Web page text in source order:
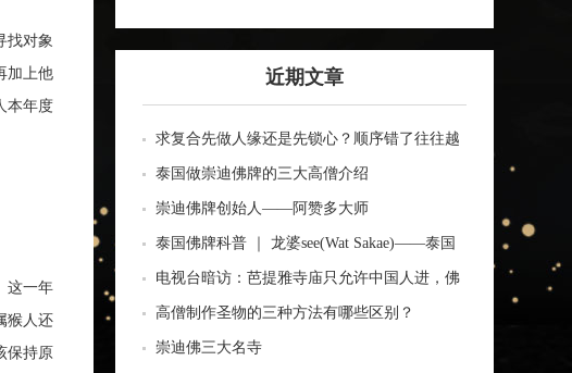
找对象
加上他
本年度
这一年
猴人还
保持原
近期文章
求复合先做人缘还是先锁心？顺序错了往往越
做越乱
泰国做崇迪佛牌的三大高僧介绍
崇迪佛牌创始人——阿赞多大师
泰国佛牌科普 ｜ 龙婆see(Wat Sakae)——泰国
四面神前三高僧
电视台暗访：芭提雅寺庙只允许中国人进，佛
牌高于常价100多倍！
高僧制作圣物的三种方法有哪些区别？
崇迪佛三大名寺